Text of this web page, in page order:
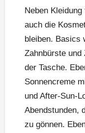
Neben
auch die
bleiben. Basics
Zahnbürste und
der Tasche.
Sonnencreme
und After-Sun-
Abendstunden,
zu gönnen.